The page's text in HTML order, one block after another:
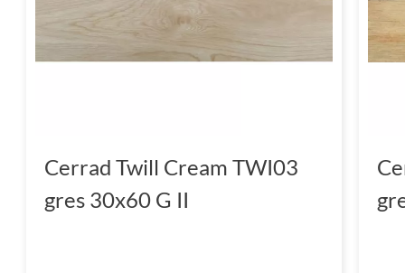
Cerrad Twill Cream TWI03
gres 30x60 G II